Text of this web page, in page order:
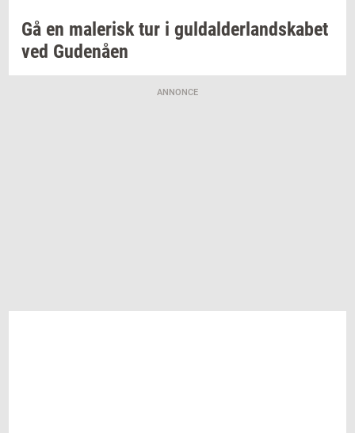
Gå en ma­le­risktur i gul­dal­der­land­ska­bet
ved Gu­denå­en
ANNONCE